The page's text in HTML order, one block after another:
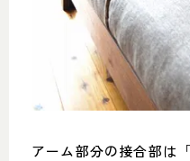
アーム部分の接合部は